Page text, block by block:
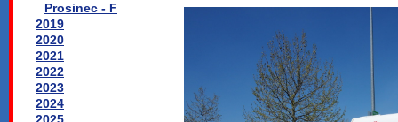
Prosinec - F
2019
2020
2021
2022
2023
2024